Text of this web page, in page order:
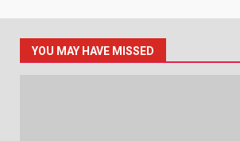
YOU MAY HAVE MISSED